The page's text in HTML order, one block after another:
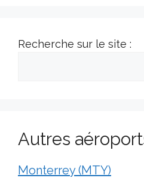
Recherche sur le site :
Autres
Monterrey (MTY)